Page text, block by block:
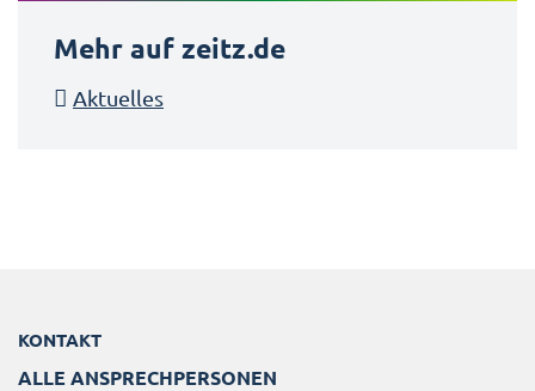
Mehr auf zeitz.de
Aktuelles
KONTAKT
ALLE ANSPRECHPERSONEN